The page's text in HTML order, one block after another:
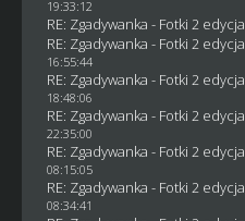
19:33:12
RE: Zgadywanka - Fotki 2 edycja
RE: Zgadywanka - Fotki 2 edycja
16:55:44
RE: Zgadywanka - Fotki 2 edycja
18:48:06
RE: Zgadywanka - Fotki 2 edycja
22:35:00
RE: Zgadywanka - Fotki 2 edycja
08:15:05
RE: Zgadywanka - Fotki 2 edycja
08:34:41